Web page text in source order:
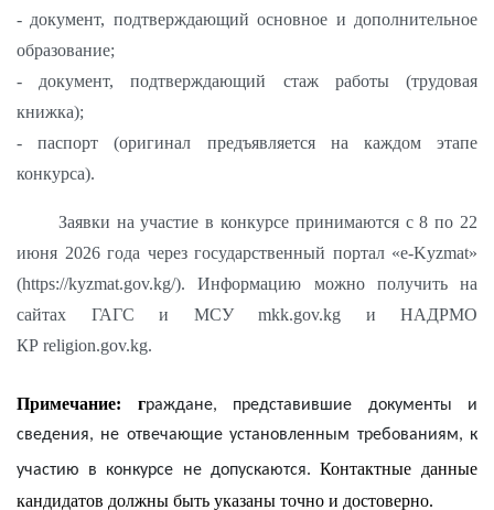
- документ, подтверждающий основное и дополнительное
образование;
- документ, подтверждающий стаж работы (трудовая
книжка);
- паспорт (оригинал предъявляется на каждом этапе
конкурса).
Заявки на участие в конкурсе принимаются с 8 по 22
июня 2026 года через государственный портал «e-Kyzmat»
(https://kyzmat.gov.kg/). Информацию можно получить на
сайтах ГАГС и МСУ mkk.gov.kg и НАДРМО
КР religion.gov.kg.
Примечание: граждане, представившие документы и
сведения, не отвечающие установленным требованиям, к
участию в конкурсе не допускаются. Контактные данные
кандидатов должны быть указаны точно и достоверно.